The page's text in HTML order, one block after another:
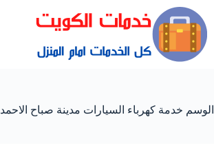
الوسم خدمة كهرباء السيارات مدينة صباح الاحمد